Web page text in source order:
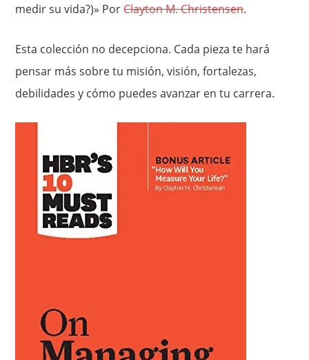
medir su vida?)» PorClayton M. Christensen.
Esta colección no decepciona. Cada pieza te hará
pensar más sobre tu misión, visión, fortalezas,
debilidades y cómo puedes avanzar en tu carrera.